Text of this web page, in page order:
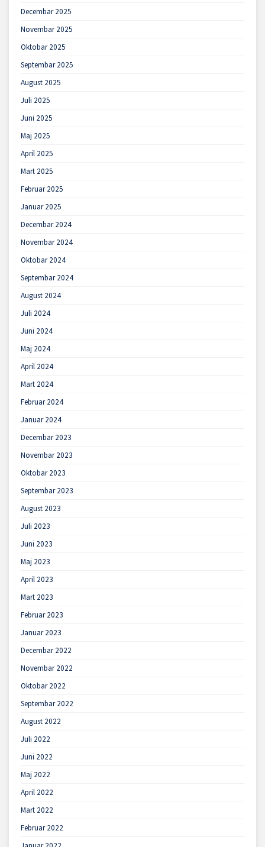
Decembar 2025
Novembar 2025
Oktobar 2025
Septembar 2025
August 2025
Juli 2025
Juni 2025
Maj 2025
April 2025
Mart 2025
Februar 2025
Januar 2025
Decembar 2024
Novembar 2024
Oktobar 2024
Septembar 2024
August 2024
Juli 2024
Juni 2024
Maj 2024
April 2024
Mart 2024
Februar 2024
Januar 2024
Decembar 2023
Novembar 2023
Oktobar 2023
Septembar 2023
August 2023
Juli 2023
Juni 2023
Maj 2023
April 2023
Mart 2023
Februar 2023
Januar 2023
Decembar 2022
Novembar 2022
Oktobar 2022
Septembar 2022
August 2022
Juli 2022
Juni 2022
Maj 2022
April 2022
Mart 2022
Februar 2022